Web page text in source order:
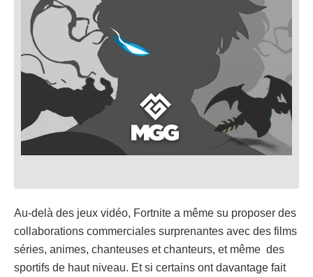
Au-delà des jeux vidéo, Fortnite a même su proposer des
collaborations commerciales surprenantes avec des films
séries, animes, chanteuses et chanteurs, et même des
sportifs de haut niveau. Et si certains ont davantage fait